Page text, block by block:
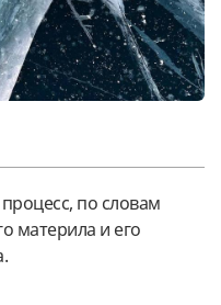
по словам
материла и его